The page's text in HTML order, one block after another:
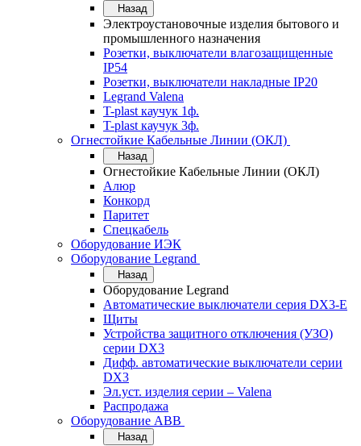
Назад
Электроустановочные изделия бытового и
промышленного назначения
Розетки, выключатели влагозащищенные
IP54
Розетки, выключатели накладные IP20
Legrand Valena
T-plast каучук 1ф.
T-plast каучук 3ф.
Огнестойкие Кабельные Линии (ОКЛ)
Назад
Огнестойкие Кабельные Линии (ОКЛ)
Алюр
Конкорд
Паритет
Спецкабель
Оборудование ИЭК
Оборудование Legrand
Назад
Оборудование Legrand
Автоматические выключатели серия DX3-E
Щиты
Устройства защитного отключения (УЗО)
серии DX3
Дифф. автоматические выключатели серии
DX3
Эл.уст. изделия серии – Valena
Распродажа
Оборудование АВВ
Назад